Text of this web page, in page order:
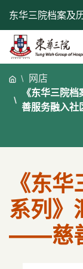
东华三院档案及
网店
《东华三院
善服务融入社
《东
系列》
——慈